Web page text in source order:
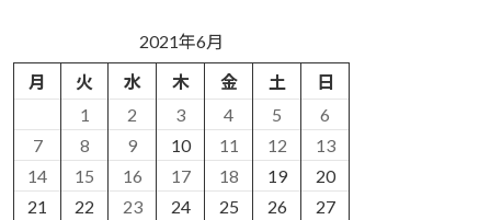
2021年6月
月
火 水 木 金 土
日
1
2 3 4 5
6
7
8 9 10 11 12
13
14
15 16 17 18 19
20
21
22 23 24 25 26
27